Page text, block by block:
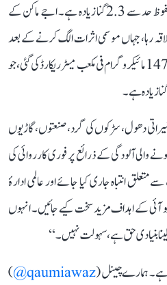
ایم 2.5 کی سطح عالمی ادارۂ صحت کی محفوظ حد سے 2.3 گنا زیادہ ہے۔ اجے ماکن کے
رہا، جہاں موسمی اثرات الگ کرنے کے بعد
اے کیو آئی 132 اور پی ایم 10 کی سطح 147 مائیکروگرام فی مکعب میٹر ریکارڈ کی گئی، جو
دھول، سڑکوں کی گرد، صنعتوں، گاڑیوں
والی آلودگی کے ذرائع پر فوری کارروائی کی
انتباہ جاری کیا جائے اور عالمی ادارۂ
کے اہداف مزید سخت کیے جائیں۔ انہوں
بنیادی حق ہے، سہولت نہیں۔‘‘
ہے۔ ہمارے چینل (qaumiawaz@
)